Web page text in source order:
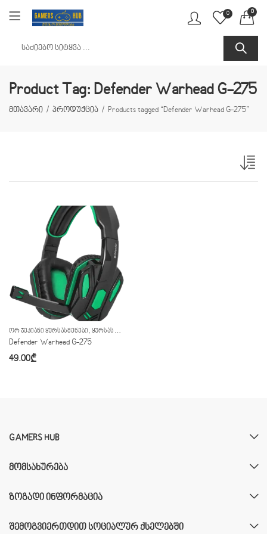
0 0
Product Tag: Defender Warhead G-275
მთავარი პროდუქცია Products tagged “Defender Warhead G-275”
ᲝᲠ ᲯᲔᲙᲘᲐᲜᲘ ᲧᲣᲠᲡᲐᲡᲛᲔᲜᲔᲑᲘ, ᲧᲣᲠᲡᲐᲡᲛᲔᲜᲔᲑᲘ
Defender Warhead G-275
49.00₾
GAMERS HUB
ᲛᲝᲛᲡᲐᲮᲣᲠᲔᲑᲐ
ᲖᲝᲒᲐᲓᲘ ᲘᲜᲤᲝᲠᲛᲐᲪᲘᲐ
ᲨᲔᲛᲝᲒᲕᲘᲔᲠᲗᲓᲘᲗ ᲡᲝᲪᲘᲐᲚᲣᲠ ᲥᲡᲔᲚᲔᲑᲨᲘ